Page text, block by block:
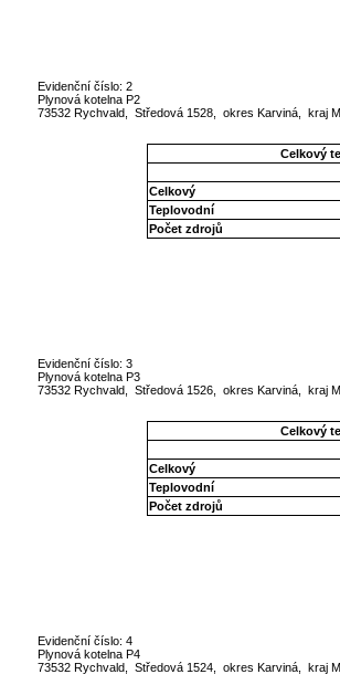
Evidenční číslo: 2
Plynová kotelna P2
73532 Rychvald, Středová 1528, okres Karviná, kraj
Celkový
Celkový
Teplovodní
Počet zdrojů
Evidenční číslo: 3
Plynová kotelna P3
73532 Rychvald, Středová 1526, okres Karviná, kraj
Celkový
Celkový
Teplovodní
Počet zdrojů
Evidenční číslo: 4
Plynová kotelna P4
73532 Rychvald, Středová 1524, okres Karviná, kraj